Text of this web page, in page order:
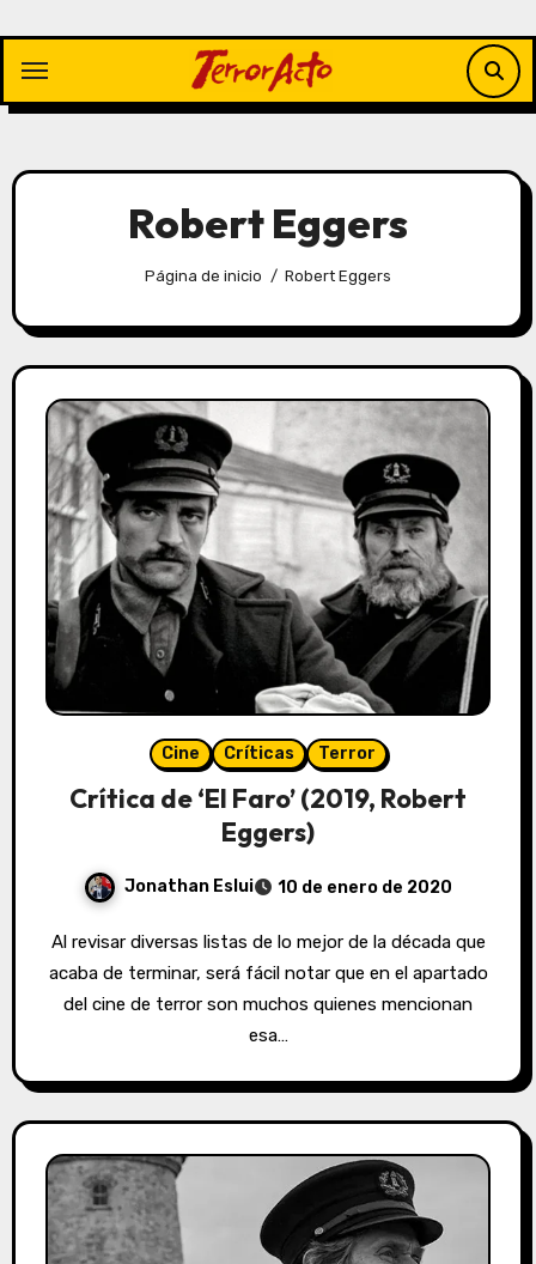
contenido
Robert Eggers
Página de inicio Robert Eggers
Cine Críticas Terror
Crítica de ‘El Faro’ (2019, Robert
Eggers)
Jonathan Eslui 10 de enero de 2020
Al revisar diversas listas de lo mejor de la década que
acaba de terminar, será fácil notar que en el apartado
del cine de terror son muchos quienes mencionan
esa…